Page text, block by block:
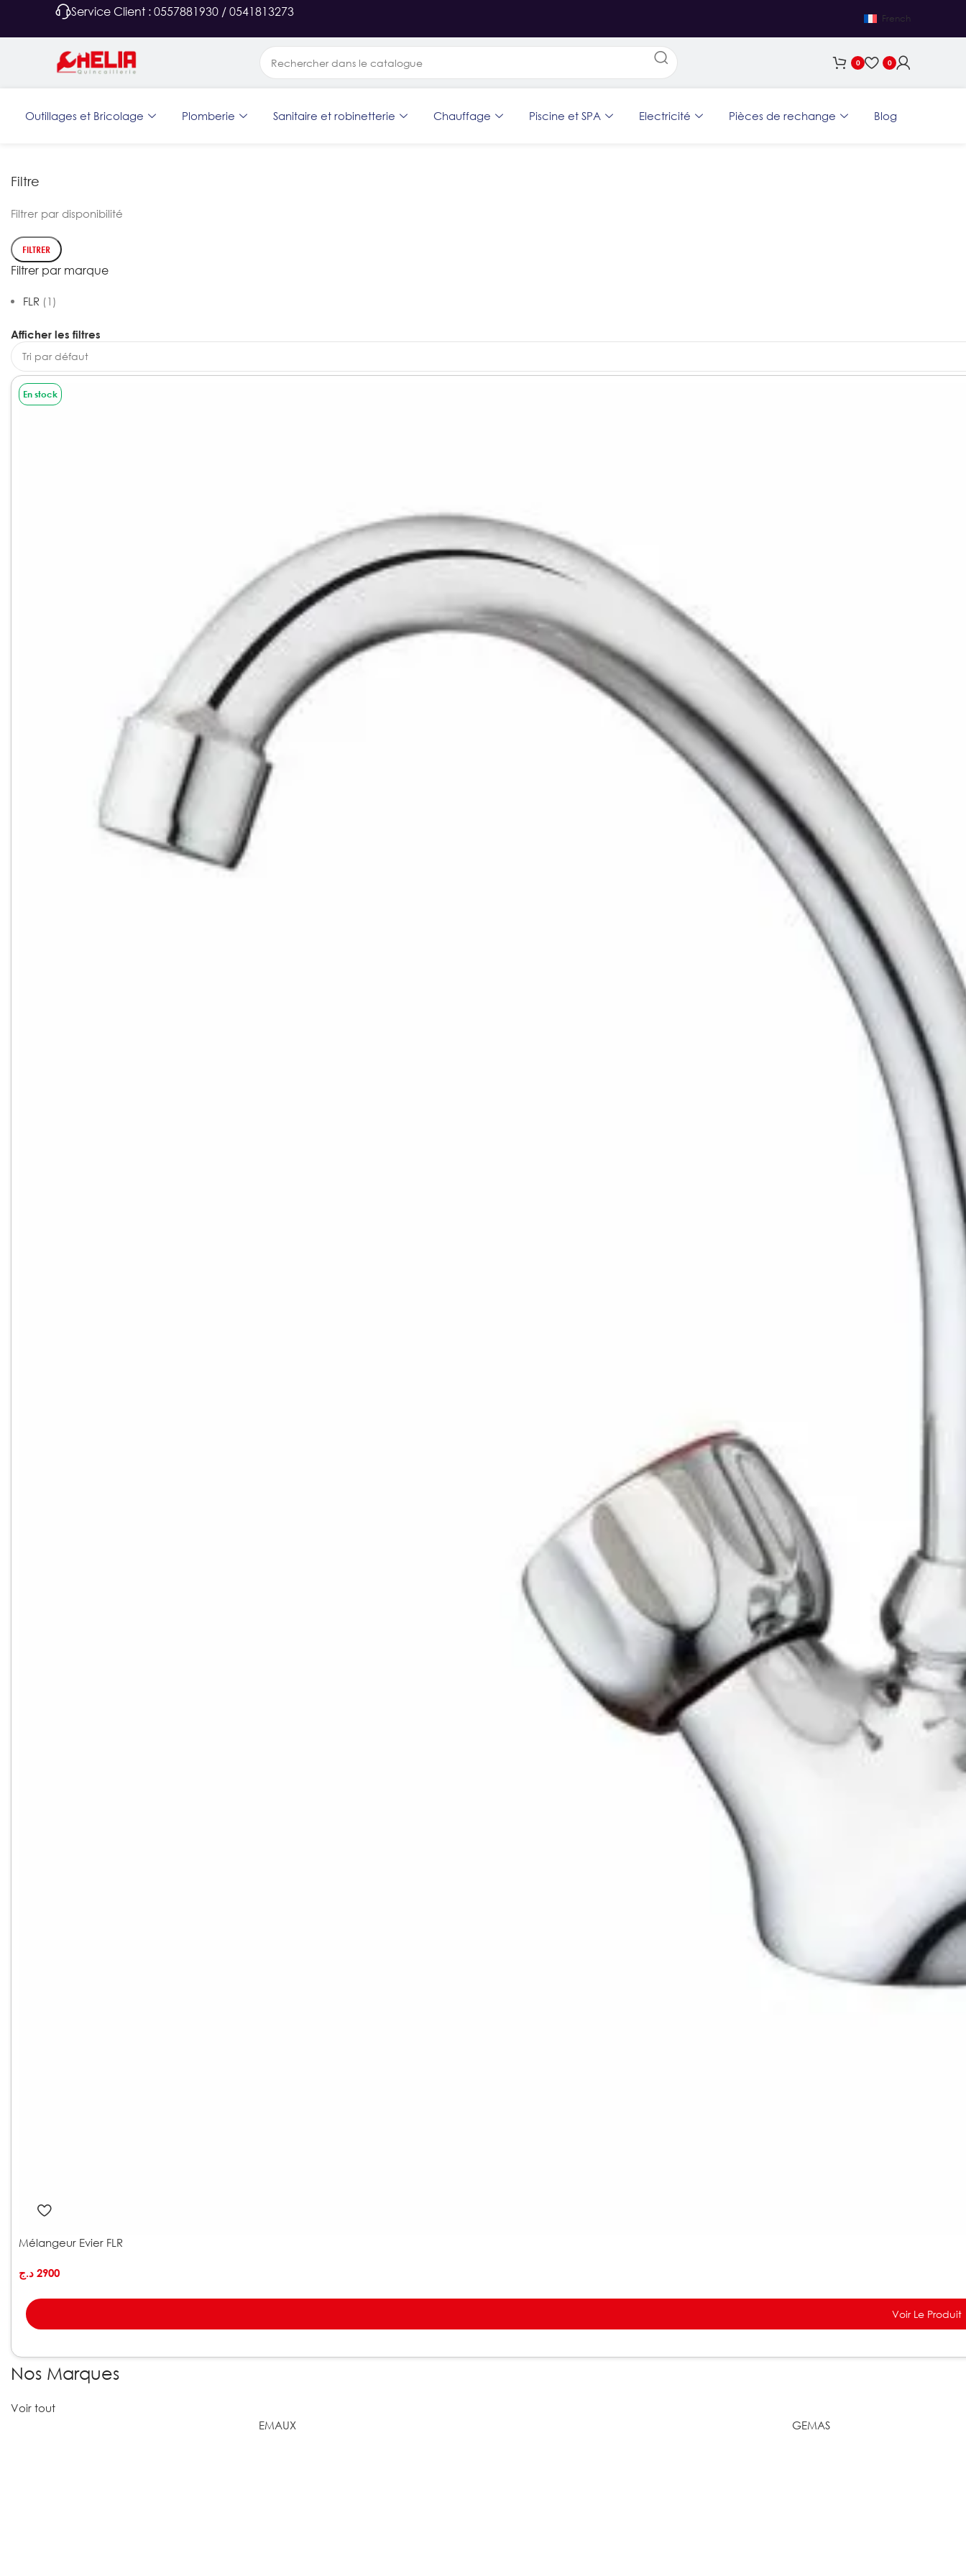
Service Client : 0557881930 / 0541813273 French
0 0
Outillages et Bricolage Plomberie Sanitaire et robinetterie Chauffage Piscine et SPA Electricité Pièces de rechange Blog
Filtre
Filtrer par disponibilité
FILTRER
Filtrer par marque
FLR (1)
Afficher les filtres
En stock
Mélangeur Evier FLR
2900 د.ج
Voir Le Produit
Nos Marques
Voir tout
EMAUX
GEMAS